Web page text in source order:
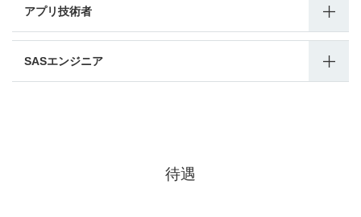
アプリ技術者
SASエンジニア
待遇